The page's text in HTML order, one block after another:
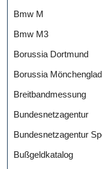
Bmw M
Bmw M3
Borussia Dortmund
Borussia
Breitbandmessung
Bundesnetzagentur
Bundesnetzagentur
Bußgeldkatalog